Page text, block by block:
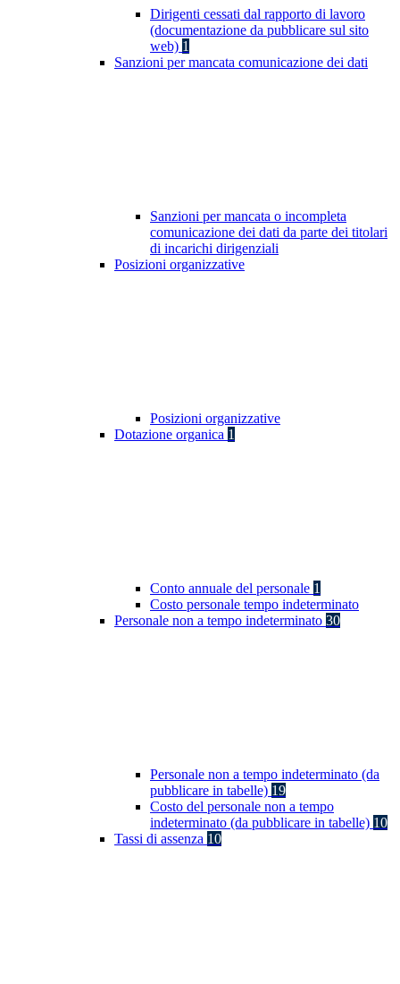
Dirigenti cessati dal rapporto di lavoro
(documentazione da pubblicare sul sito
web) 1
Sanzioni per mancata comunicazione dei dati
Sanzioni per mancata o incompleta
comunicazione dei dati da parte dei titolari
di incarichi dirigenziali
Posizioni organizzative
Posizioni organizzative
Dotazione organica 1
Conto annuale del personale 1
Costo personale tempo indeterminato
Personale non a tempo indeterminato 30
Personale non a tempo indeterminato (da
pubblicare in tabelle) 19
Costo del personale non a tempo
indeterminato (da pubblicare in tabelle) 10
Tassi di assenza 10